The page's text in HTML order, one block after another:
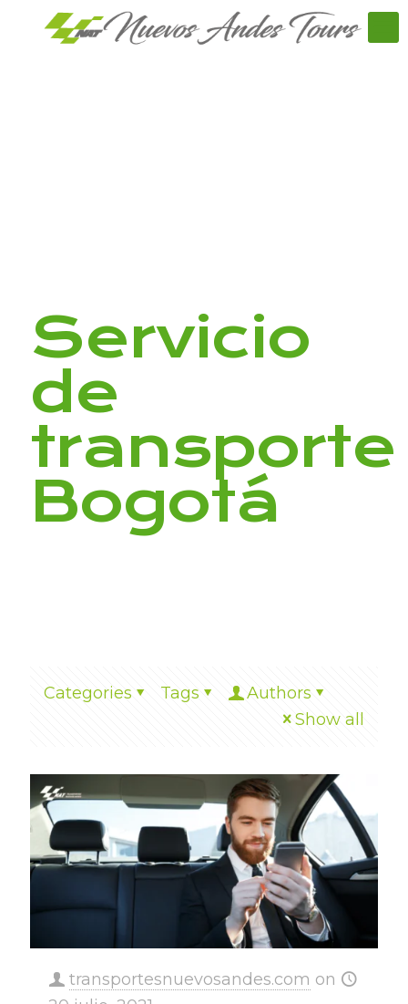
Servicio
de
transporte
Bogotá
Categories Tags
Authors
Show all
transportesnuevosandes.com on